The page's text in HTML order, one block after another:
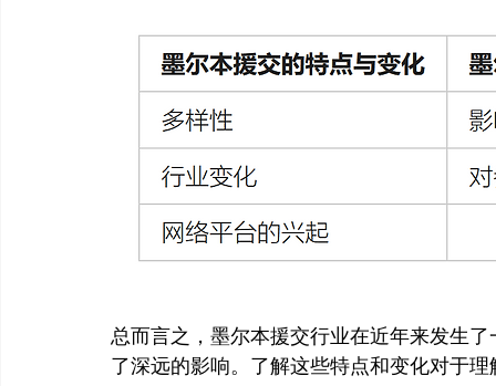
总而言之，墨尔本援交行业在近年来发生
了深远的影响。了解这些特点和变化对于